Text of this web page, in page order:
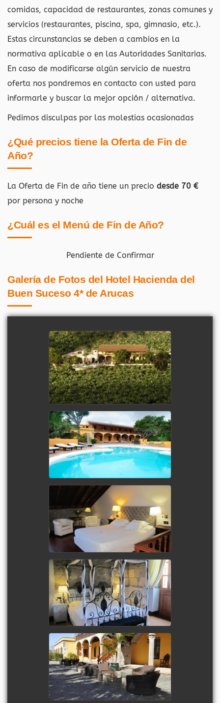
comidas, capacidad de restaurantes, zonas comunes y
servicios (restaurantes, piscina, spa, gimnasio, etc.).
Estas circunstancias se deben a cambios en la
normativa aplicable o en las Autoridades Sanitarias.
En caso de modificarse algún servicio de nuestra
oferta nos pondremos en contacto con usted para
informarle y buscar la mejor opción / alternativa.
Pedimos disculpas por las molestias ocasionadas
¿Qué precios tiene la Oferta de Fin de
Año?
La Oferta de Fin de año tiene un precio desde 70 €
por persona y noche
¿Cuál es el Menú de Fin de Año?
Pendiente de Confirmar
Galería de Fotos del Hotel Hacienda del
Buen Suceso 4* de Arucas